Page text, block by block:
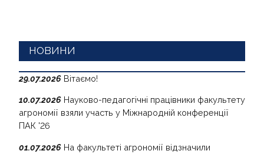
НОВИНИ
29.07.2026 Вітаємо!
10.07.2026 Науково-педагогічні працівники факультету
агрономії взяли участь у Міжнародній конференції
ПАК '26
01.07.2026 На факультеті агрономії відзначили